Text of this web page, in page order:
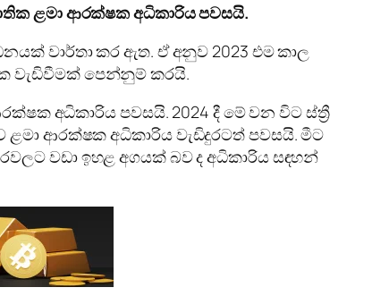
ළමා ආරක්ෂක අධිකාරිය පවසයි.
වාර්තා කර ඇත. ඒ අනුව 2023 එම කාල
ක වැඩිවීමක් පෙන්නුම් කරයි.
අධිකාරිය පවසයි. 2024 දී මේ වන විට ස්ත්‍රී
ළමා ආරක්ෂක අධිකාරිය වැඩිදුරටත් පවසයි. මීට
වඩා ඉහළ අගයක් බව ද අධිකාරිය සඳහන්